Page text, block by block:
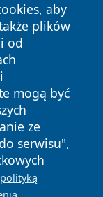
aby
plików
od
mogą być
ze
serwisu",
polityką
.
prawa
Polityka